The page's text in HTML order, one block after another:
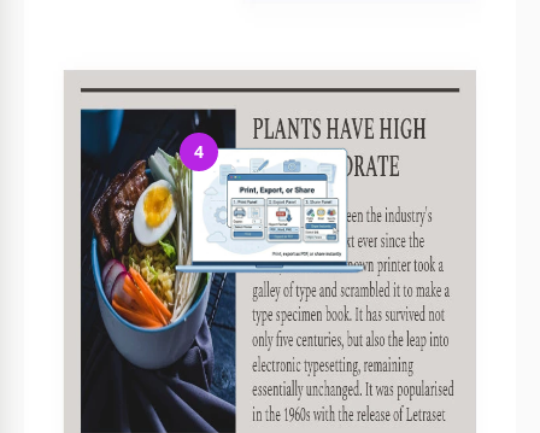
4
Imprima, exporte ou compartilhe
Imprima, exporte como PDF ou compartilhe instantaneamente